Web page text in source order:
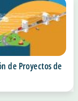
de Proyectos de